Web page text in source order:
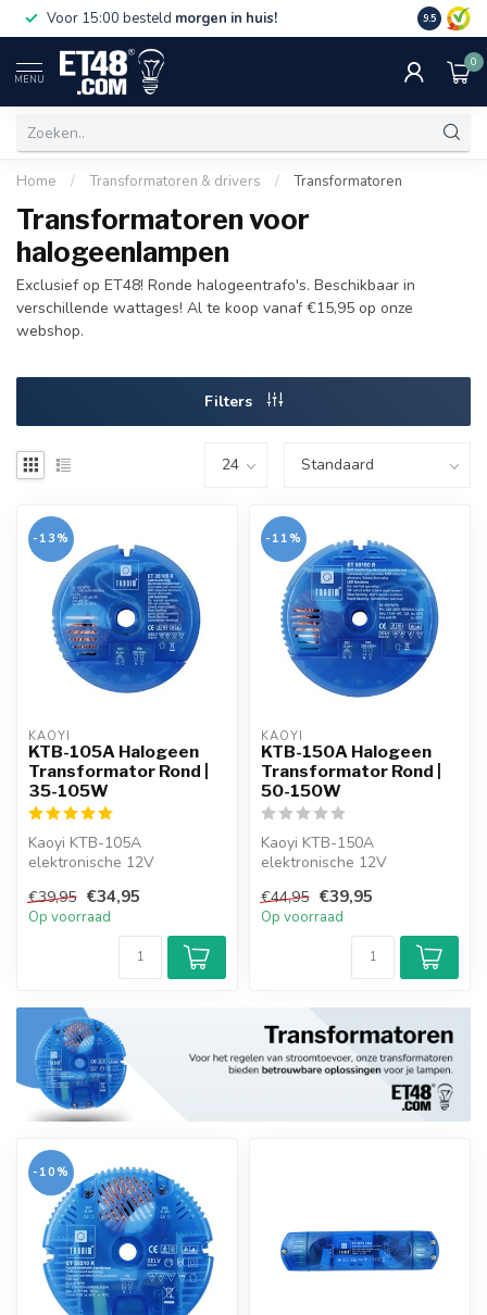
Voor 15:00 besteld morgen in huis! Gratis
€75,-.
9.5
MENU
0
Home / Transformatoren & drivers / Transformatoren
Transformatoren voor
halogeenlampen
Exclusief op ET48! Ronde halogeentrafo's. Beschikbaar in
verschillende wattages! Al te koop vanaf €15,95 op onze
webshop.
Filters
-13%
KAOYI
KTB-105A Halogeen
Transformator Rond |
35-105W
Kaoyi KTB-105A
elektronische 12V
35W tot 105W. Bijzond...
€39,95 €34,95
Op voorraad
-11%
KAOYI
KTB-150A Halogeen
Transformator Rond |
50-150W
Kaoyi KTB-150A
elektronische 12V
50W tot 150W. Geschi...
€44,95 €39,95
Op voorraad
-10%